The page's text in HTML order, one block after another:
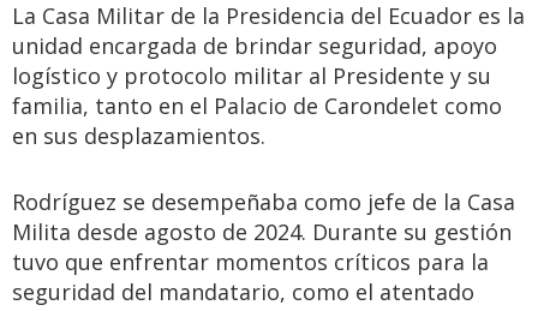
La Casa Militar de la Presidencia del Ecuador es la
unidad encargada de brindar seguridad, apoyo
logístico y protocolo militar al Presidente y su
familia, tanto en el Palacio de Carondelet como
en sus desplazamientos.
Rodríguez se desempeñaba como jefe de la Casa
Milita desde agosto de 2024. Durante su gestión
tuvo que enfrentar momentos críticos para la
seguridad del mandatario, como el atentado